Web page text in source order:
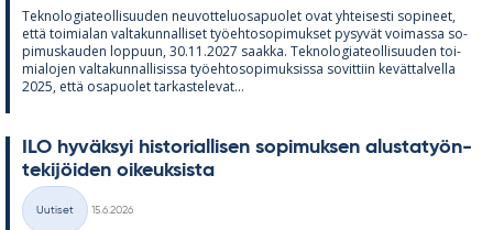
Tek­no­lo­gia­teol­li­suu­den neu­vot­te­luos­a­puo­let ovat yh­tei­sesti so­pi­neet,
että toi­mia­lan val­ta­kun­nal­li­set työ­eh­to­so­pi­muk­set py­sy­vät voi­massa so­
pi­mus­kau­den lop­puun, 30.11.2027 saakka. Tek­no­lo­gia­teol­li­suu­den toi­
mia­lo­jen val­ta­kun­nal­li­sissa työ­eh­to­so­pi­muk­sissa so­vit­tiin ke­vät­tal­vella
2025, että os­a­puo­let tar­kas­te­le­vat...
ILO hy­väk­syi his­to­rial­li­sen so­pi­muk­sen alus­ta­työn­
te­ki­jöi­den oi­keuk­sista
Kategoriat
Uutiset
15.6.2026